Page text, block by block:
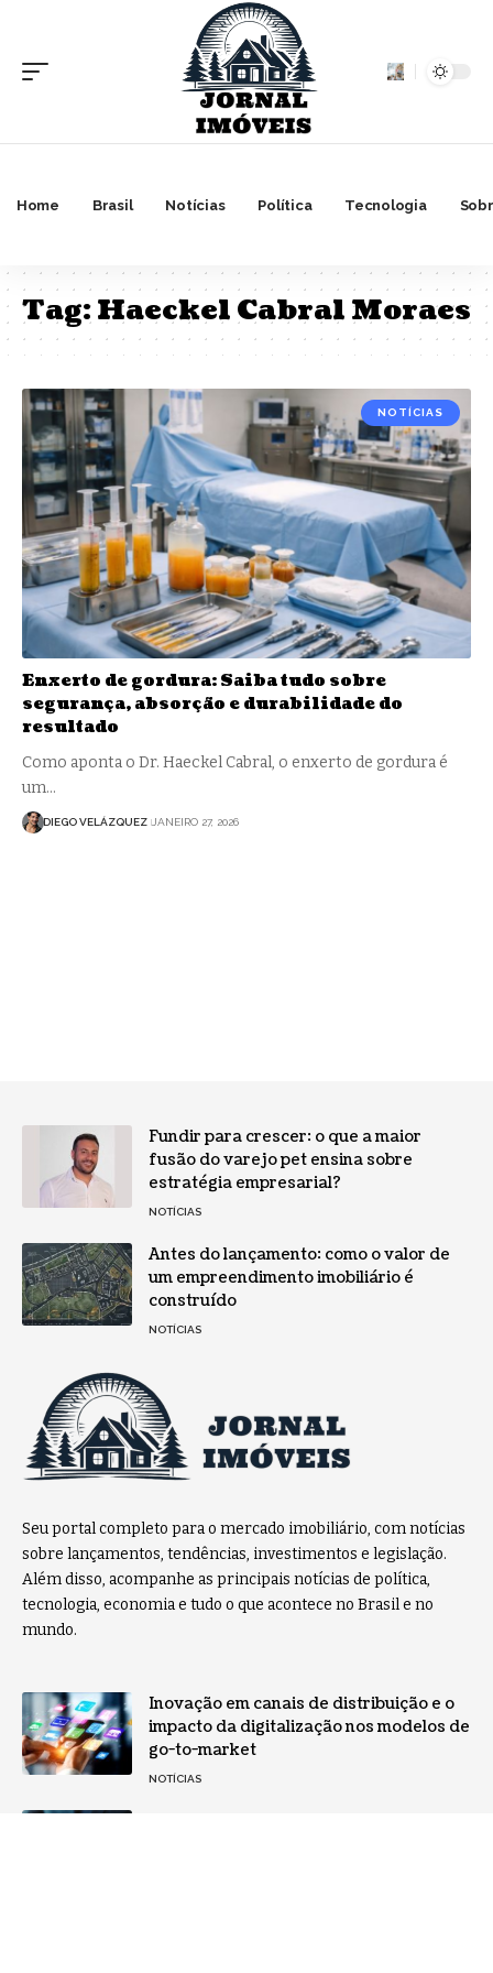
Home Brasil Notícias Política Tecnologia
Tag:Haeckel Cabral Moraes
NOTÍCIAS
Enxerto de gordura: Saiba tudo sobre
segurança, absorção e durabilidade do
resultado
Como aponta o Dr. Haeckel Cabral, o enxerto de gordura é
um…
DIEGO VELÁZQUEZ JANEIRO 27, 2026
Fundir para crescer: o que a maior
fusão do varejo pet ensina sobre
estratégia empresarial?
NOTÍCIAS
Antes do lançamento: como o valor de
um empreendimento imobiliário é
construído
NOTÍCIAS
Seu portal completo para o mercado imobiliário, com notícias
sobre lançamentos, tendências, investimentos e legislação.
Além disso, acompanhe as principais notícias de política,
tecnologia, economia e tudo o que acontece no Brasil e no
mundo.
Inovação em canais de distribuição e o
impacto da digitalização nos modelos de
go-to-market
NOTÍCIAS